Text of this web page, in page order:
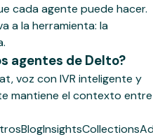
cada agente puede hacer.
a la herramienta: la
agentes de Delto?
voz con IVR inteligente y
mantiene el contexto entre
BlogInsightsCollections